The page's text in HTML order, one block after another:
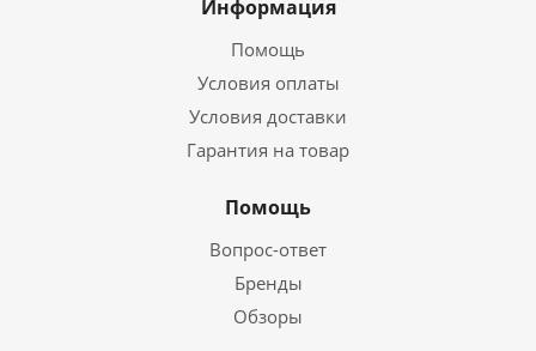
Информация
Помощь
Условия оплаты
Условия доставки
Гарантия на товар
Помощь
Вопрос-ответ
Бренды
Обзоры